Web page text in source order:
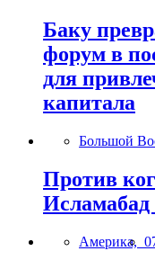
Баку
форум в
для
капитала
Большой
Против
Америка,